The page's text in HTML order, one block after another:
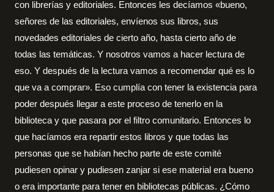
con librerías y editoriales. Entonces les decíamos «bueno,
señores de las editoriales, envíenos sus libros, sus
novedades editoriales de cierto año, hasta cierto año de
todas las temáticas. Y nosotros vamos a hacer lectura de
eso. Y después de la lectura vamos a recomendar qué es lo
que va a comprar». Eso cumplía con tener la existencia para
poder después llegar a este proceso de tenerlo en la
biblioteca y que pasara por el filtro comunitario. Entonces lo
que hacíamos era repartir estos libros y que todas las
personas que se habían hecho parte de este comité
pudiesen opinar y pudiesen zanjar si ese material era bueno
o era importante para tener en bibliotecas públicas. ¿Cómo